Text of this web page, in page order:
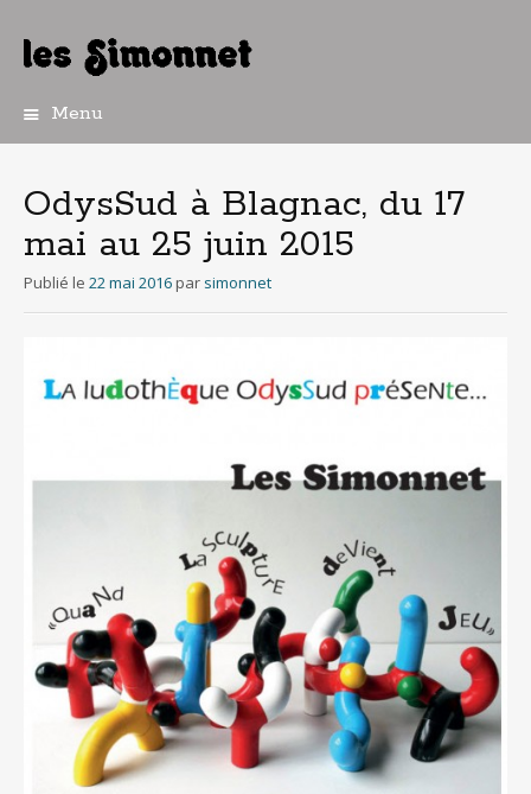
Menu
principal
OdysSud à Blagnac, du 17
mai au 25 juin 2015
Publié le 22 mai 2016 par simonnet